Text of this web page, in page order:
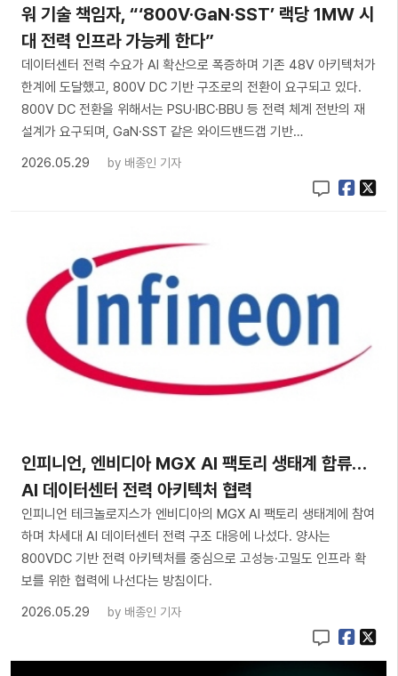
워 기술 책임자, “‘800V·GaN·SST’ 랙당 1MW 시
대 전력 인프라 가능케 한다”
데이터센터 전력 수요가 AI 확산으로 폭증하며 기존 48V 아키텍처가
한계에 도달했고, 800V DC 기반 구조로의 전환이 요구되고 있다.
800V DC 전환을 위해서는 PSU·IBC·BBU 등 전력 체계 전반의 재
설계가 요구되며, GaN·SST 같은 와이드밴드갭 기반…
2026.05.29
by 배종인 기자
인피니언, 엔비디아 MGX AI 팩토리 생태계 합류…
AI 데이터센터 전력 아키텍처 협력
인피니언 테크놀로지스가 엔비디아의 MGX AI 팩토리 생태계에 참여
하며 차세대 AI 데이터센터 전력 구조 대응에 나섰다. 양사는
800VDC 기반 전력 아키텍처를 중심으로 고성능·고밀도 인프라 확
보를 위한 협력에 나선다는 방침이다.
2026.05.29
by 배종인 기자